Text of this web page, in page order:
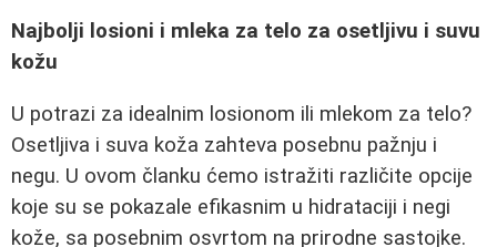
Najbolji losioni i mleka za telo za osetljivu i suvu
kožu
U potrazi za idealnim losionom ili mlekom za telo?
Osetljiva i suva koža zahteva posebnu pažnju i
negu. U ovom članku ćemo istražiti različite opcije
koje su se pokazale efikasnim u hidrataciji i negi
kože, sa posebnim osvrtom na prirodne sastojke.